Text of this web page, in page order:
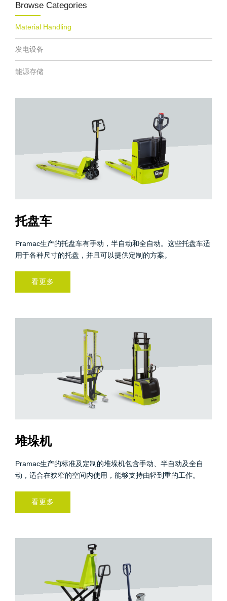
Browse Categories
Material Handling
发电设备
能源存储
托盘车
Pramac生产的托盘车有手动，半自动和全自动。这些托盘车适
用于各种尺寸的托盘，并且可以提供定制的方案。
看更多
堆垛机
Pramac生产的标准及定制的堆垛机包含手动、半自动及全自
动，适合在狭窄的空间内使用，能够支持由轻到重的工作。
看更多